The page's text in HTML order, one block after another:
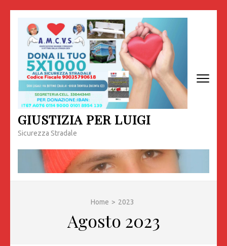
contenuto
(premi
invio)
GIUSTIZIA PER LUIGI
Sicurezza Stradale
Home > 2023
Agosto 2023